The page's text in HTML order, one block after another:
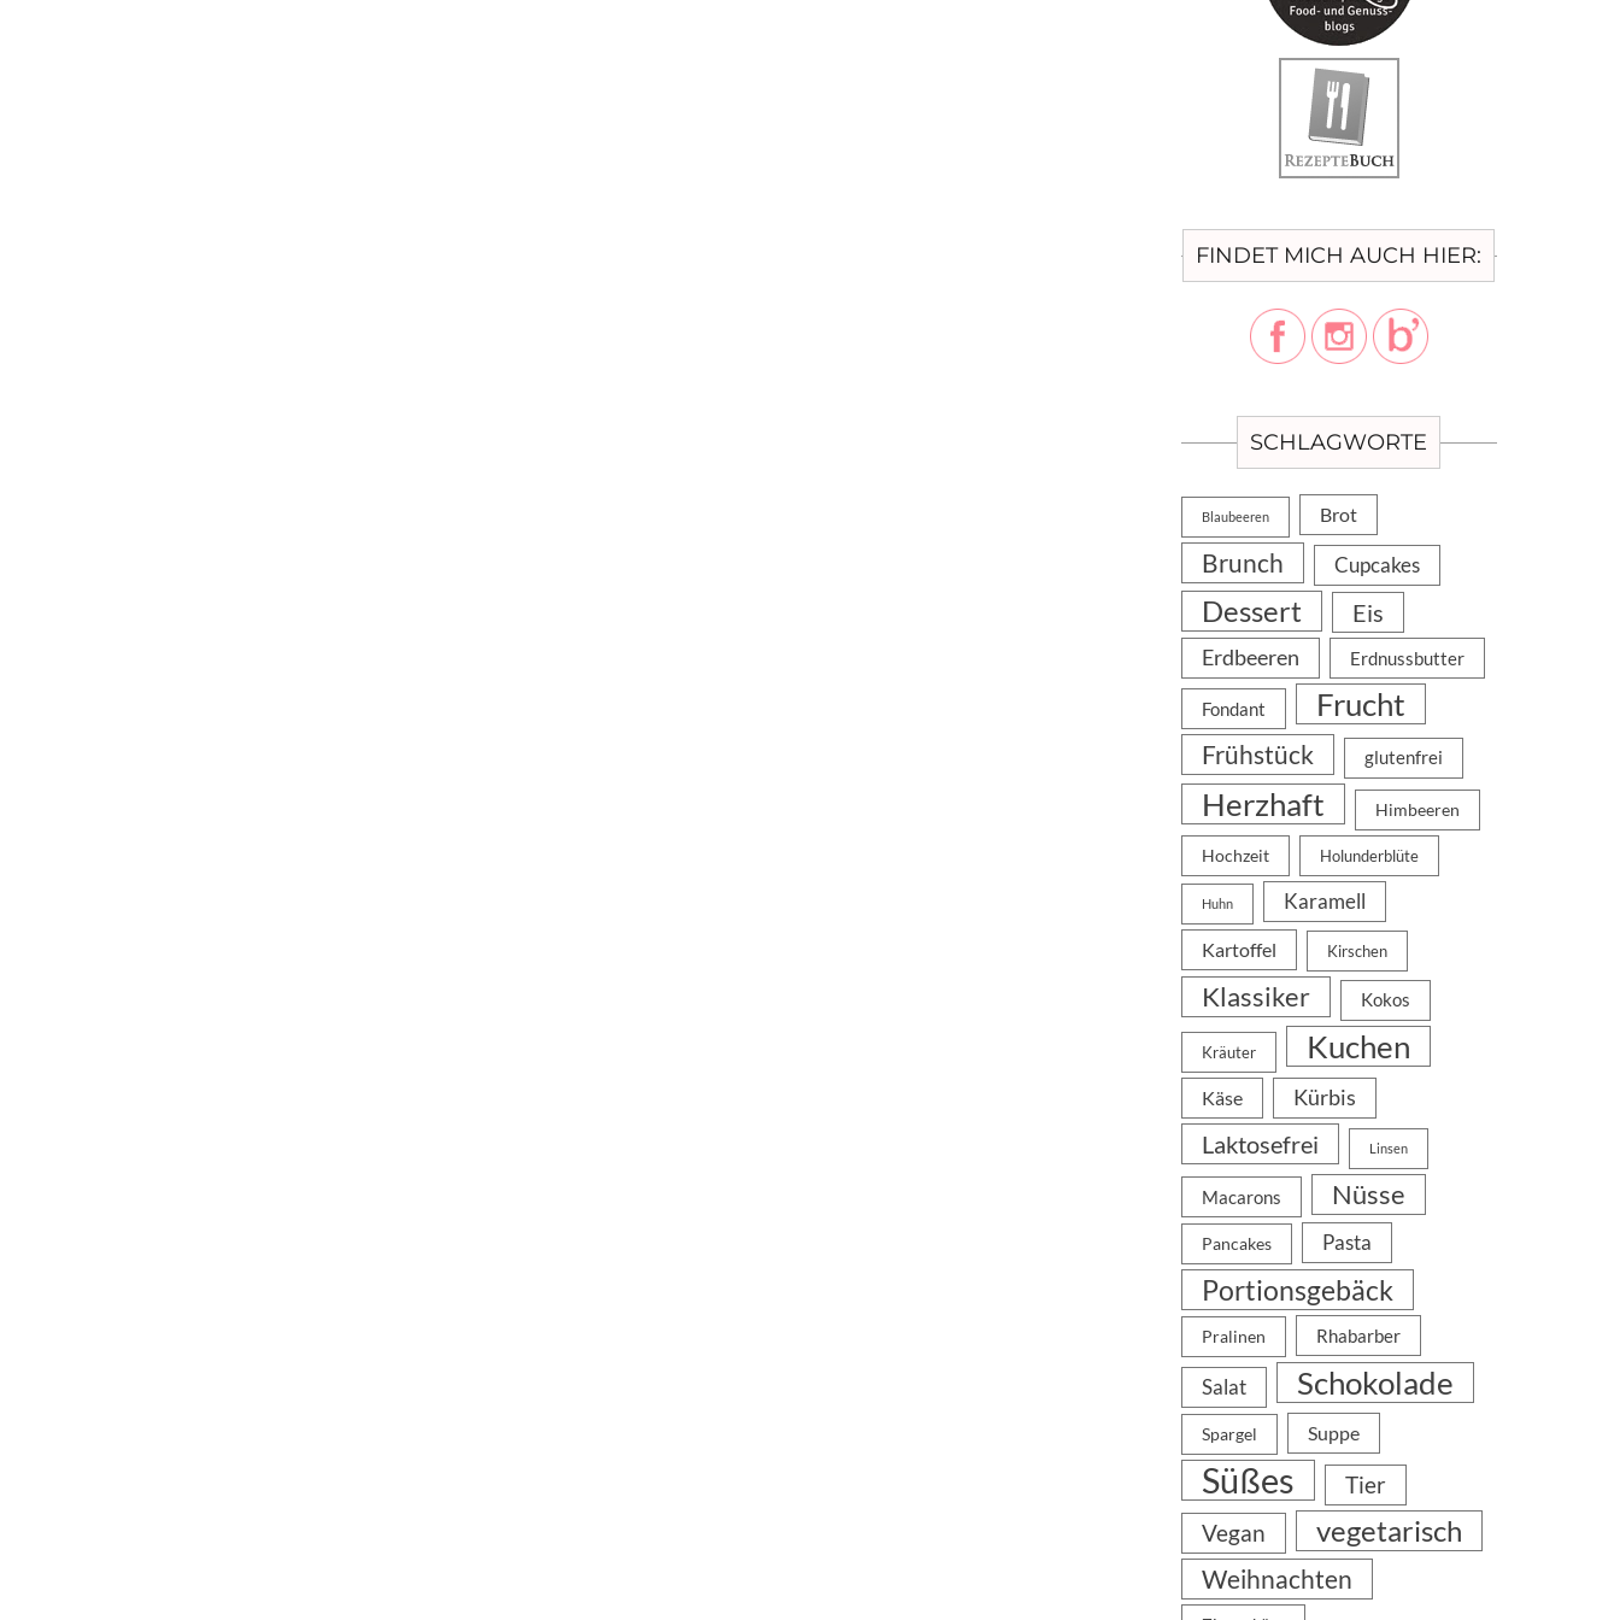
FINDET MICH AUCH HIER:
SCHLAGWORTE
Blaubeeren Brot
Brunch Cupcakes
Dessert Eis
Erdbeeren Erdnussbutter
Fondant Frucht
Frühstück glutenfrei
Herzhaft Himbeeren
Hochzeit Holunderblüte
Huhn Karamell
Kartoffel Kirschen
Klassiker Kokos
Kräuter Kuchen
Käse Kürbis
Laktosefrei Linsen
Macarons Nüsse
Pancakes Pasta
Portionsgebäck
Pralinen Rhabarber
Salat Schokolade
Spargel Suppe
Süßes
Tier
Vegan
vegetarisch
Weihnachten